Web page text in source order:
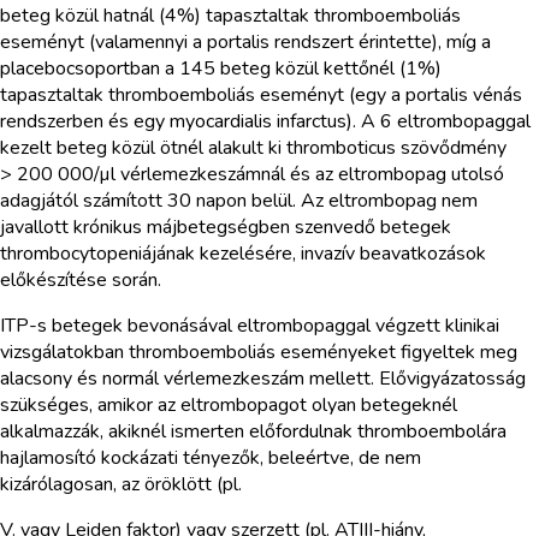
beteg közül hatnál (4%) tapasztaltak thromboemboliás
eseményt (valamennyi a portalis rendszert érintette), míg a
placebocsoportban a 145 beteg közül kettőnél (1%)
tapasztaltak thromboemboliás eseményt (egy a portalis vénás
rendszerben és egy myocardialis infarctus). A 6 eltrombopaggal
kezelt beteg közül ötnél alakult ki thromboticus szövődmény
> 200 000/µl vérlemezkeszámnál és az eltrombopag utolsó
adagjától számított 30 napon belül. Az eltrombopag nem
javallott krónikus májbetegségben szenvedő betegek
thrombocytopeniájának kezelésére, invazív beavatkozások
előkészítése során.
ITP-s betegek bevonásával eltrombopaggal végzett klinikai
vizsgálatokban thromboemboliás eseményeket figyeltek meg
alacsony és normál vérlemezkeszám mellett. Elővigyázatosság
szükséges, amikor az eltrombopagot olyan betegeknél
alkalmazzák, akiknél ismerten előfordulnak thromboembolára
hajlamosító kockázati tényezők, beleértve, de nem
kizárólagosan, az öröklött (pl.
V. vagy Leiden faktor) vagy szerzett (pl. ATIII-hiány,